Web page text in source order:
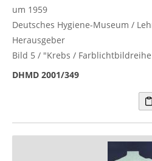
um 1959
Deutsches Hygiene-Museum /
Herausgeber
Bild 5 / "Krebs / Farblichtbildreihe
DHMD 2001/349